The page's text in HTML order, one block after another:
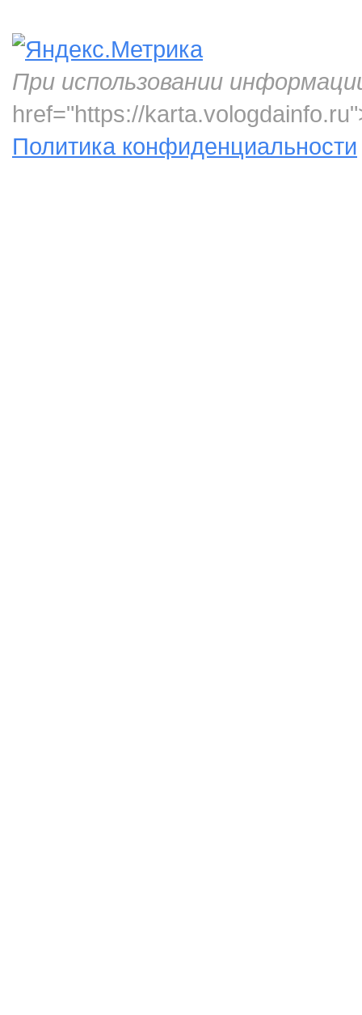
При использовании
href="https://
Политика конфиденциальности